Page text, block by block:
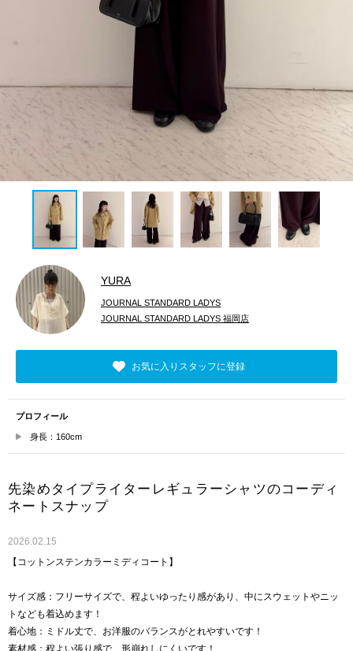
YURA
JOURNAL STANDARD LADYS
JOURNAL STANDARD LADYS 福岡店
お気に入りスタッフに登録
プロフィール
身長：160cm
先染めタイプライターレギュラーシャツのコーディ
ネートスナップ
2026.02.15
【コットンステンカラーミディコート】
サイズ感：フリーサイズで、程よいゆったり感があり、中にスウェットやニッ
トなども着込めます！
着心地：ミドル丈で、お洋服のバランスがとれやすいです！
素材感：程よい張り感で、形崩れしにくいです！